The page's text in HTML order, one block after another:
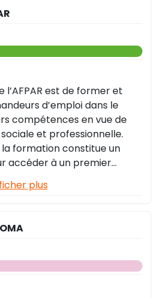
en faveur de l’économie
numérique.
l’AFPAR est de former et
d’emploi dans le
compétences en vue de
et professionnelle.
la formation constitue un
accéder à un premier
de nouvelles qualifications.
ouvre le champ des
plus